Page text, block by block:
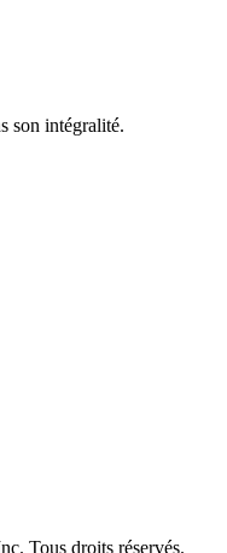
son intégralité.
Tous droits réservés.